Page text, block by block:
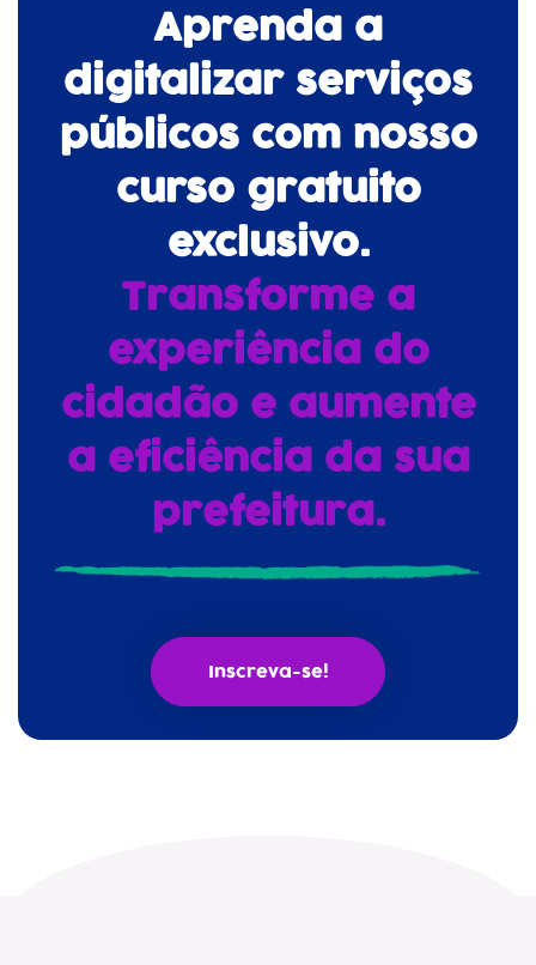
Aprenda a
digitalizar serviços
públicos com nosso
curso gratuito
exclusivo.
Transforme a
experiência do
cidadão e aumente
a eficiência da sua
prefeitura.
Inscreva-se!